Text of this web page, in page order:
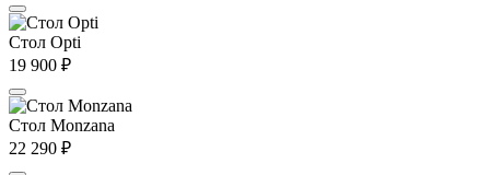
Стол Opti
19 900 ₽
Стол Monzana
22 290 ₽